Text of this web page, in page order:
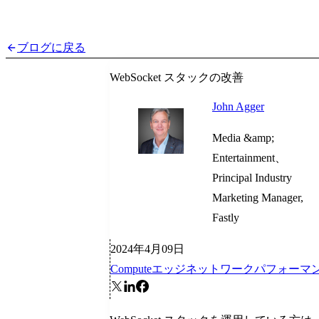
ブログに戻る
WebSocket スタックの改善
John Agger
Media &amp;
Entertainment、
Principal Industry
Marketing Manager,
Fastly
2024年4月09日
Computeエッジネットワークパフォーマ